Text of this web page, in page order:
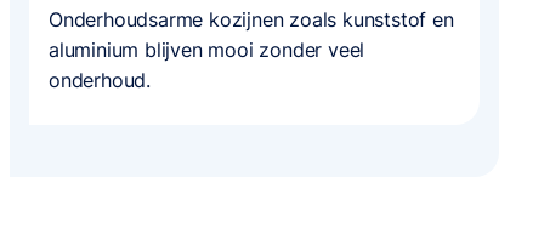
Onderhoudsarme kozijnen zoals kunststof en
aluminium blijven mooi zonder veel
onderhoud.